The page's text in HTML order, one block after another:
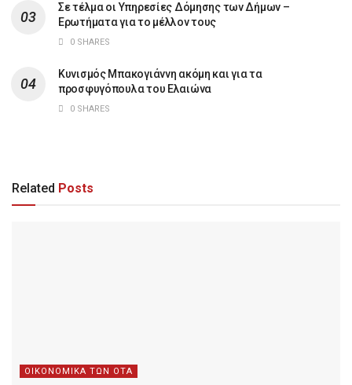
Σε τέλμα οι Υπηρεσίες Δόμησης των Δήμων –
Ερωτήματα για το μέλλον τους
0 SHARES
Κυνισμός Μπακογιάννη ακόμη και για τα
προσφυγόπουλα του Ελαιώνα
0 SHARES
Related Posts
ΟΙΚΟΝΟΜΙΚΑ ΤΩΝ ΟΤΑ